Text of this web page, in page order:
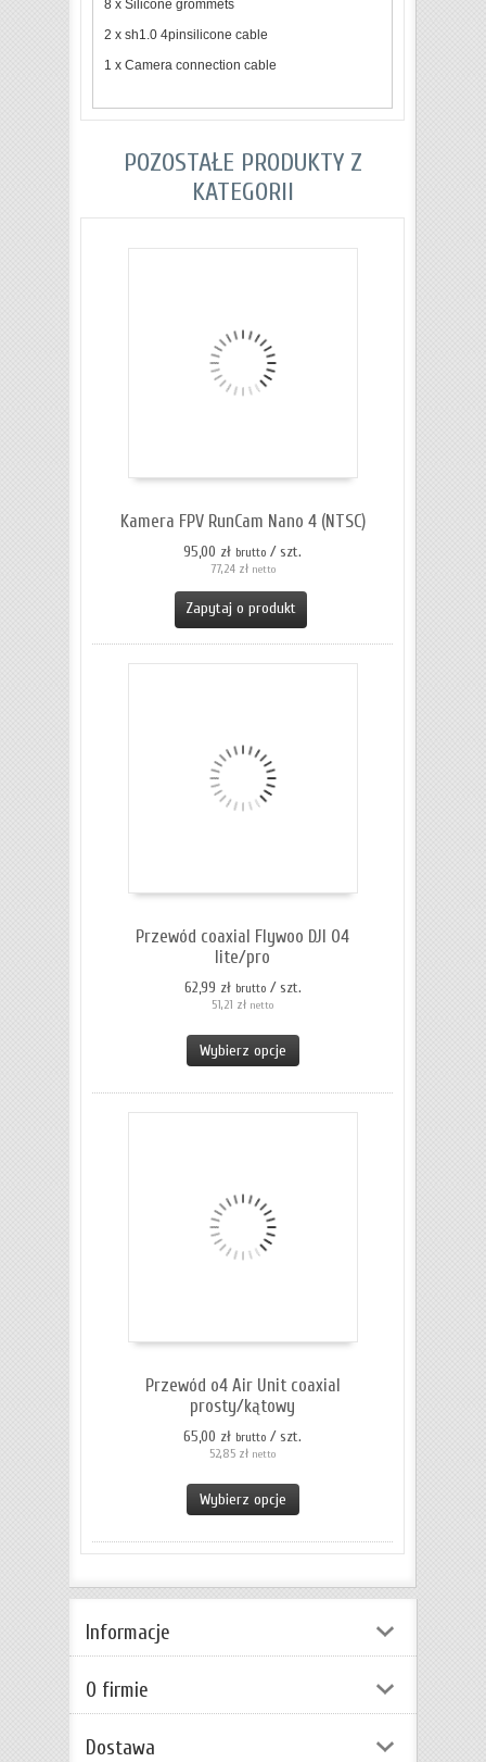
8 x Silicone grommets
2 x sh1.0 4pinsilicone cable
1 x Camera connection cable
POZOSTAŁE PRODUKTY Z
KATEGORII
Kamera FPV RunCam Nano 4 (NTSC)
95,00 zł brutto / szt.
77,24 zł netto
Zapytaj o produkt
Przewód coaxial Flywoo DJI O4
lite/pro
62,99 zł brutto / szt.
51,21 zł netto
Wybierz opcje
Przewód o4 Air Unit coaxial
prosty/kątowy
65,00 zł brutto / szt.
52,85 zł netto
Wybierz opcje
Informacje
O firmie
Dostawa